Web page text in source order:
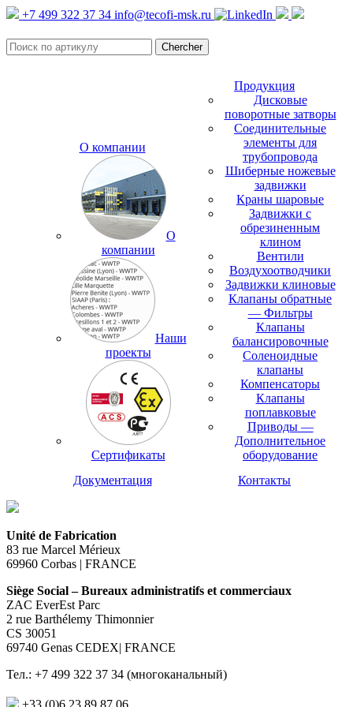
+7 499 322 37 34 info@tecofi-msk.ru
О компании
О
компании
Наши
проекты
Сертификаты
Продукция
Дисковые
поворотные затворы
Соединительные
элементы для
трубопровода
Шиберные ножевые
задвижки
Краны шаровые
Задвижки с
обрезиненным
клином
Вентили
Воздухоотводчики
Задвижки клиновые
Клапаны обратные
— Фильтры
Клапаны
балансировочные
Соленоидные
клапаны
Компенсаторы
Клапаны
поплавковые
Приводы —
Дополнительное
оборудование
Документация
Контакты
Unité de Fabrication
83 rue Marcel Mérieux
69960 Corbas | FRANCE
Siège Social – Bureaux administratifs et commerciaux
ZAC EverEst Parc
2 rue Barthélemy Thimonnier
CS 30051
69740 Genas CEDEX| FRANCE
Тел.: +7 499 322 37 34 (многоканальный)
+33 (0)6 23 89 87 06